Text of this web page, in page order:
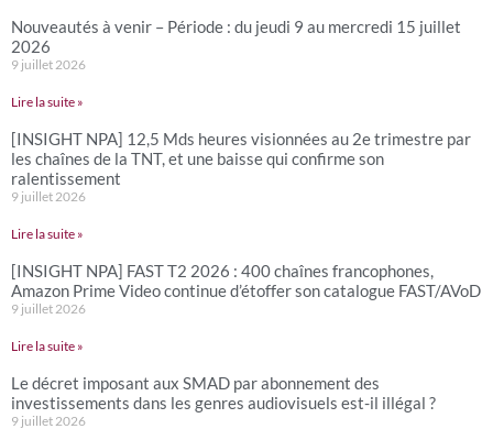
Nouveautés à venir – Période : du jeudi 9 au mercredi 15 juillet
2026
9 juillet 2026
Lire la suite »
[INSIGHT NPA] 12,5 Mds heures visionnées au 2e trimestre par
les chaînes de la TNT, et une baisse qui confirme son
ralentissement
9 juillet 2026
Lire la suite »
[INSIGHT NPA] FAST T2 2026 : 400 chaînes francophones,
Amazon Prime Video continue d’étoffer son catalogue FAST/AVoD
9 juillet 2026
Lire la suite »
Le décret imposant aux SMAD par abonnement des
investissements dans les genres audiovisuels est-il illégal ?
9 juillet 2026